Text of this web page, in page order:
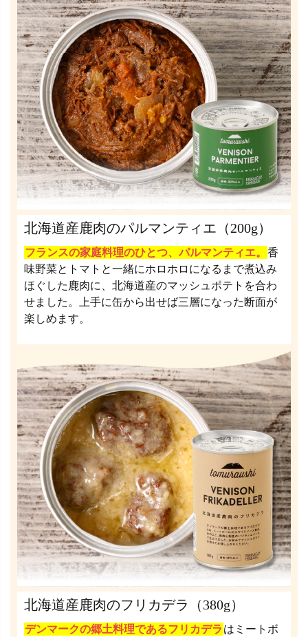
北海道産鹿肉のパルマンティエ（200g）
フランスの家庭料理のひとつ、パルマンティエ。 香
味野菜とトマトと一緒にホロホロになるまで煮込み
ほぐした鹿肉に、北海道産のマッシュポテトを合わ
せました。上手に缶から出せば三層になった断面が
楽しめます。
北海道産鹿肉のフリカデラ（380g）
デンマークの郷土料理であるフリカデラ はミートボ